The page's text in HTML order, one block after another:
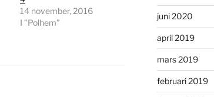
14 november, 2016
I ”Polhem”
juni 2020
april 2019
mars 2019
februari 2019